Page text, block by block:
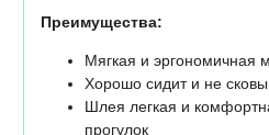
Преимущества:
Мягкая и эргономичная
Хорошо сидит и не
Шлея легкая и
прогулок